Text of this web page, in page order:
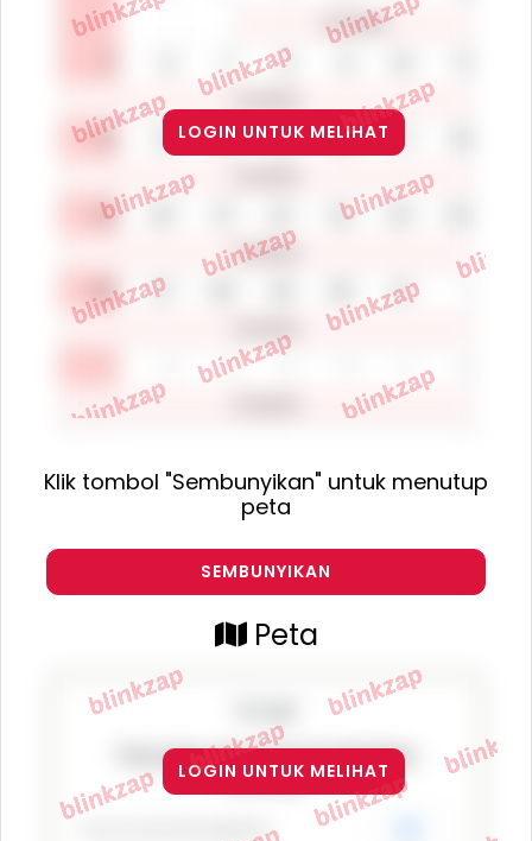
LOGIN UNTUK MELIHAT
Klik tombol "Sembunyikan" untuk menutup
peta
SEMBUNYIKAN
Peta
This page can't load Google Maps
correctly.
Do you own this website?
LOGIN UNTUK MELIHAT